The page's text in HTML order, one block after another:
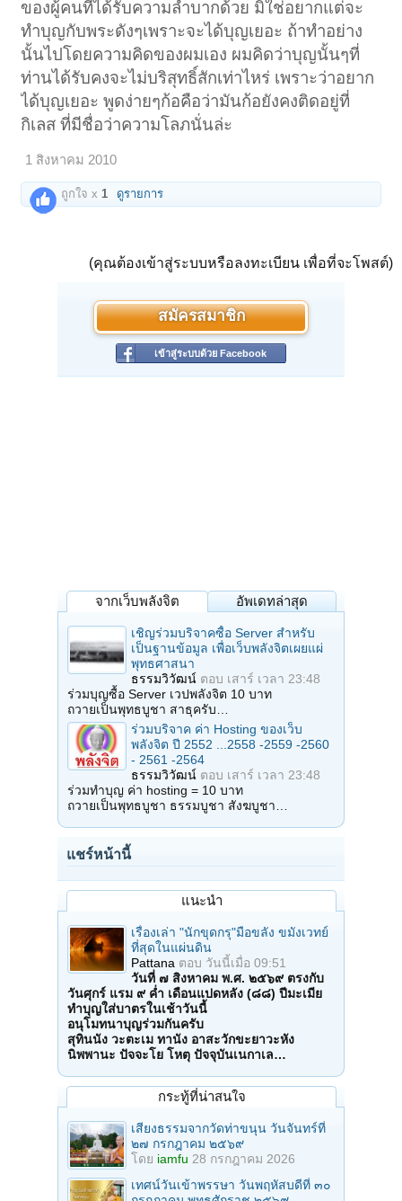
ของผู้คนที่ได้รับความลำบากด้วย มิใช่อยากแต่จะ
ทำบุญกับพระดังๆเพราะจะได้บุญเยอะ ถ้าทำอย่าง
นั้นไปโดยความคิดของผมเอง ผมคิดว่าบุญนั้นๆที่
ท่านได้รับคงจะไม่บริสุทธิ์สักเท่าไหร่ เพราะว่าอยาก
ได้บุญเยอะ พูดง่ายๆก้อคือว่ามันก้อยังคงติดอยู่ที่
กิเลส ที่มีชื่อว่าความโลภนั่นล่ะ
1 สิงหาคม 2010
ถูกใจ x 1 ดูรายการ
(คุณต้องเข้าสู่ระบบหรือลงทะเบียน เพื่อที่จะโพสต์)
สมัครสมาชิก
เข้าสู่ระบบด้วย Facebook
จากเว็บพลังจิต อัพเดทล่าสุด
เชิญร่วมบริจาคซื้อ Server สำหรับ
เป็นฐานข้อมูล เพื่อเว็บพลังจิตเผยแผ่
พุทธศาสนา
ธรรมวิวัฒน์ ตอบ เสาร์ เวลา 23:48
ร่วมบุญซื้อ Server เวปพลังจิต 10 บาท
ถวายเป็นพุทธบูชา สาธุครับ…
ร่วมบริจาค ค่า Hosting ของเว็บ
พลังจิต ปี 2552 ...2558 -2559 -2560
- 2561 -2564
ธรรมวิวัฒน์ ตอบ เสาร์ เวลา 23:48
ร่วมทำบุญ ค่า hosting = 10 บาท
ถวายเป็นพุทธบูชา ธรรมบูชา สังฆบูชา…
แชร์หน้านี้
แนะนำ
เรื่องเล่า "นักขุดกรุ"มือขลัง ขมังเวทย์
ที่สุดในแผ่นดิน
Pattana ตอบ วันนี้เมื่อ 09:51
วันที่ ๗ สิงหาคม พ.ศ. ๒๕๖๙ ตรงกับ
วันศุกร์ แรม ๙ ค่ำ เดือนแปดหลัง (๘๘) ปีมะเมีย
ทำบุญใส่บาตรในเช้าวันนี้
อนุโมทนาบุญร่วมกันครับ
สุทินนัง วะตะเม ทานัง อาสะวักขะยาวะหัง
นิพพานะ ปัจจะโย โหตุ ปัจจุบันเนกาเล…
กระทู้ที่น่าสนใจ
เสียงธรรมจากวัดท่าขนุน วันจันทร์ที่
๒๗ กรกฎาคม ๒๕๖๙
โดย iamfu 28 กรกฎาคม 2026
เทศน์วันเข้าพรรษา วันพฤหัสบดีที่ ๓๐